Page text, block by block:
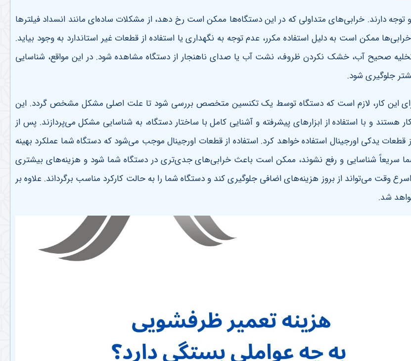
دارند. خرابی‌های متداولی که در این دستگاه‌ها ممکن است رخ دهد، از مشکلات ساده‌ای مانند انسداد فیلترها
ممکن است به دلیل استفاده مکرر، عدم توجه به نگهداری یا استفاده از قطعات غیر استاندارد به وجود بیاید.
صحیح آب، خشک نکردن ظروف، نشت آب یا صدای ناهنجار از دستگاه مشاهده شود. در این مواقع، شناسایی
جلوگیری شود.
این کار، لازم است که دستگاه توسط یک تکنسین متخصص بررسی شود تا علت اصلی مشکل مشخص گردد. این
و با استفاده از ابزارهای پیشرفته و آشنایی کامل با ساختار دستگاه، به شناسایی مشکل می‌پردازند. پس از
یدکی اورجینال استفاده خواهد کرد. استفاده از قطعات اورجینال موجب می‌شود که دستگاه شما عملکرد بهینه
سریعاً شناسایی و رفع نشوند، ممکن است باعث خرابی‌های جدی‌تری در دستگاه شما شود و هزینه‌های بیشتری
وقت می‌تواند از بروز هزینه‌های اضافی جلوگیری کند و دستگاه شما را به حالت کارکرد مناسب برگرداند. علاوه بر
شد.